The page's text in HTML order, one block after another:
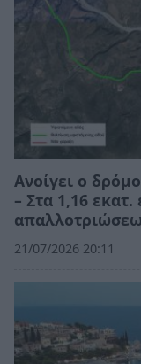
Ανοίγει ο
– Στα 1,16
21/07/2026 20:11